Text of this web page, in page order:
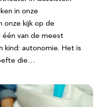
in onze
onze kijk op de
één van de meest
kind: autonomie. Het is
die…